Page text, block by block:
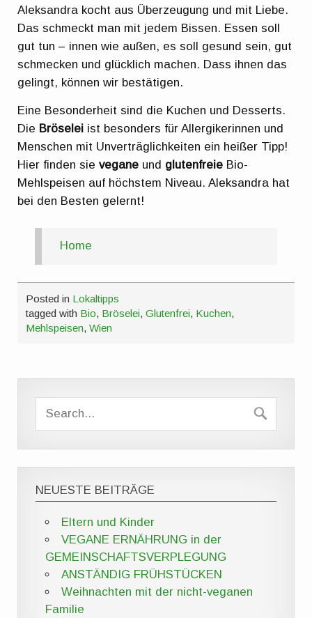
Aleksandra kocht aus Überzeugung und mit Liebe.
Das schmeckt man mit jedem Bissen. Essen soll
gut tun – innen wie außen, es soll gesund sein, gut
schmecken und glücklich machen. Dass ihnen das
gelingt, können wir bestätigen.
Eine Besonderheit sind die Kuchen und Desserts.
Die Bröselei ist besonders für Allergikerinnen und
Menschen mit Unverträglichkeiten ein heißer Tipp!
Hier finden sievegane und glutenfreie Bio-
Mehlspeisen auf höchstem Niveau. Aleksandra hat
bei den Besten gelernt!
Home
Posted in Lokaltipps
tagged with Bio, Bröselei,Glutenfrei, Kuchen,
Mehlspeisen,Wien
NEUESTE BEITRÄGE
Eltern und Kinder
VEGANE ERNÄHRUNG in der
GEMEINSCHAFTSVERPLEGUNG
ANSTÄNDIG FRÜHSTÜCKEN
Weihnachten mit der nicht-veganen
Familie